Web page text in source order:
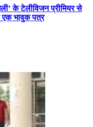
के टेलीविजन प्रीमियर से
एक भावुक पत्र